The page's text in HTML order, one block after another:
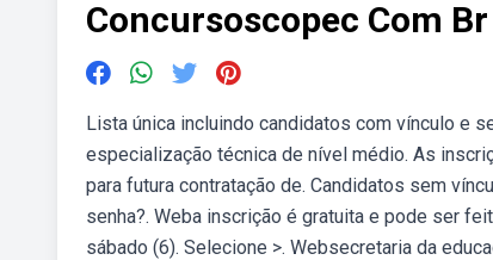
Concursoscopec Com
Lista única incluindo candidatos com vínculo e
especialização técnica de nível médio. As
para futura contratação de. Candidatos sem
senha?. Weba inscrição é gratuita e pode ser
sábado (6). Selecione >. Websecretaria da